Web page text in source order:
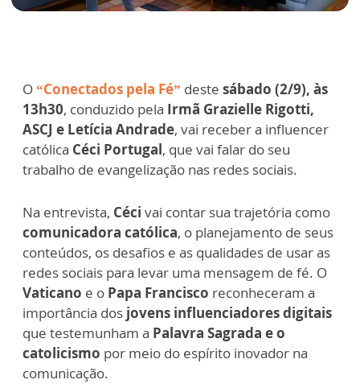
O“Conectados pela Fé” deste sábado (2/9), às
13h30, conduzido pela Irmã Grazielle Rigotti,
ASCJ e Letícia Andrade, vai receber a influencer
católica Céci Portugal, que vai falar do seu
trabalho de evangelização nas redes sociais.
Na entrevista, Céci vai contar sua trajetória como
comunicadora católica, o planejamento de seus
conteúdos, os desafios e as qualidades de usar as
redes sociais para levar uma mensagem de fé. O
Vaticano e o Papa Francisco reconheceram a
importância dos jovens influenciadores digitais
que testemunham a Palavra Sagrada e o
catolicismo por meio do espírito inovador na
comunicação.